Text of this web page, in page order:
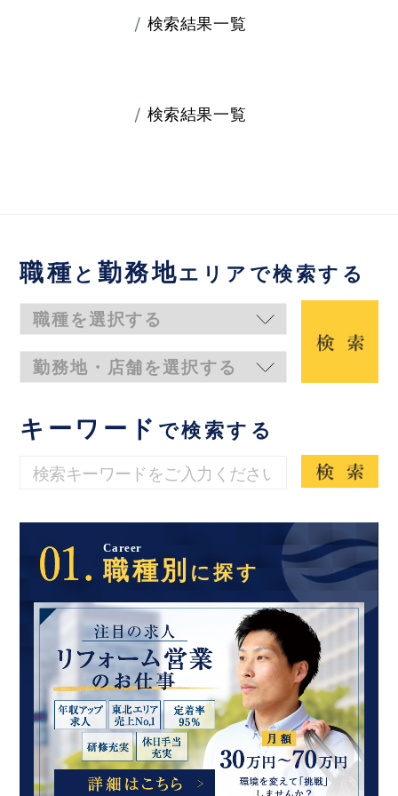
検索結果一覧
検索結果一覧
職種 と 勤務地エリアで検索する
キーワード で検索する
職種別 に探す
Career